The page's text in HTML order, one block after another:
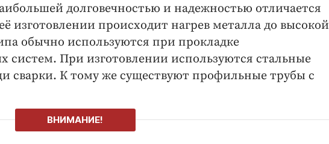
долговечностью и надежностью отличается
изготовлении происходит нагрев металла до высокой
обычно используются при прокладке
систем. При изготовлении используются стальные
сварки. К тому же существуют профильные трубы с
ВНИМАНИЕ!